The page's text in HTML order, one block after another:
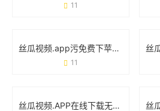
11
丝瓜视频.app污免费下苹果破解版：这些隐藏风险你必须知道！
11
丝瓜视频.APP在线下载无限18入口ios：iOS用户如何一键解锁海量内容